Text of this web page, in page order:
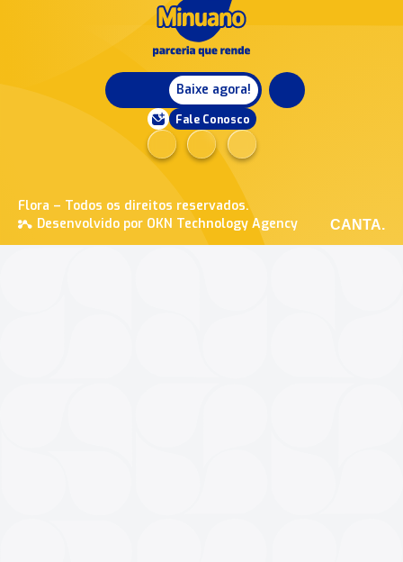
Baixe agora!
Fale Conosco
Flora – Todos os direitos reservados.
Desenvolvido por OKN Technology Agency
CANTA.